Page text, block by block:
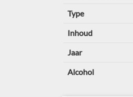
Type
Inhoud
Jaar
Alcohol